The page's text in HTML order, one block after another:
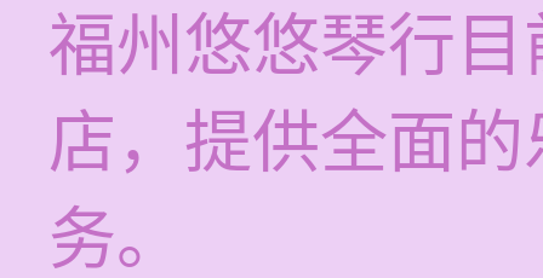
福州悠悠琴行
店，提供全面
务。